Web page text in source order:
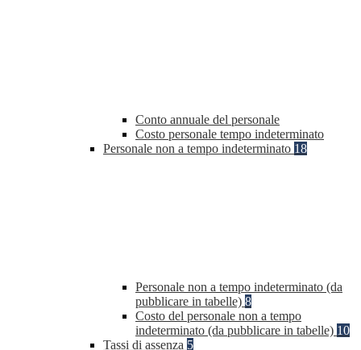
Conto annuale del personale
Costo personale tempo indeterminato
Personale non a tempo indeterminato 18
Personale non a tempo indeterminato (da
pubblicare in tabelle) 8
Costo del personale non a tempo
indeterminato (da pubblicare in tabelle) 10
Tassi di assenza 5